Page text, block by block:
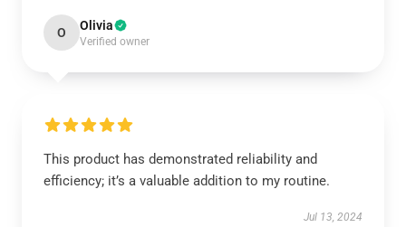
O Olivia
Verified owner
This product has demonstrated reliability and
efficiency; it’s a valuable addition to my routine.
Jul 13, 2024